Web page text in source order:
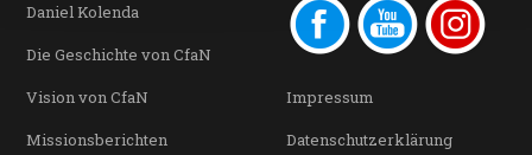
Daniel Kolenda
Die Geschichte von CfaN
Vision von CfaN
Missionsberichten
Impressum
Datenschutzerklärung